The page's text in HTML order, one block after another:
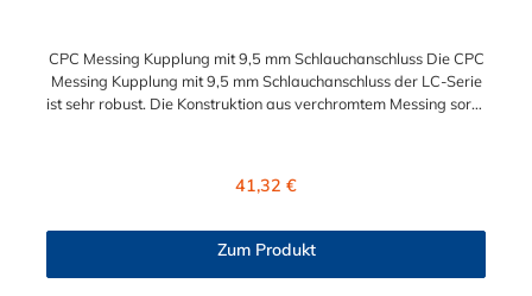
CPC Messing Kupplung mit 9,5 mm Schlauchanschluss Die CPC
Messing Kupplung mit 9,5 mm Schlauchanschluss der LC-Serie
ist sehr robust. Die Konstruktion aus verchromtem Messing sorgt
bequemes Verbinden und Trennen mit einer Hand. Die CPC
Flexibilität mit zahlreichen Konfigurationen und
Anschlussvarianten und ist sowohl mit den Acetal-Kupplungen
Regulärer Preis:
41,32 €
Zum Produkt